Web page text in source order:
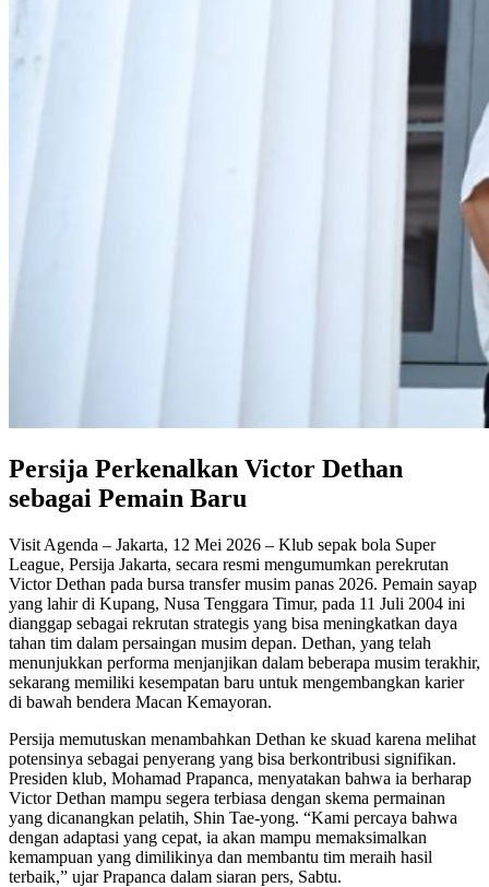
Persija Perkenalkan Victor Dethan
sebagai Pemain Baru
Visit Agenda – Jakarta, 12 Mei 2026 – Klub sepak bola Super
League, Persija Jakarta, secara resmi mengumumkan perekrutan
Victor Dethan pada bursa transfer musim panas 2026. Pemain sayap
yang lahir di Kupang, Nusa Tenggara Timur, pada 11 Juli 2004 ini
dianggap sebagai rekrutan strategis yang bisa meningkatkan daya
tahan tim dalam persaingan musim depan. Dethan, yang telah
menunjukkan performa menjanjikan dalam beberapa musim terakhir,
sekarang memiliki kesempatan baru untuk mengembangkan karier
di bawah bendera Macan Kemayoran.
Persija memutuskan menambahkan Dethan ke skuad karena melihat
potensinya sebagai penyerang yang bisa berkontribusi signifikan.
Presiden klub, Mohamad Prapanca, menyatakan bahwa ia berharap
Victor Dethan mampu segera terbiasa dengan skema permainan
yang dicanangkan pelatih, Shin Tae-yong. “Kami percaya bahwa
dengan adaptasi yang cepat, ia akan mampu memaksimalkan
kemampuan yang dimilikinya dan membantu tim meraih hasil
terbaik,” ujar Prapanca dalam siaran pers, Sabtu.